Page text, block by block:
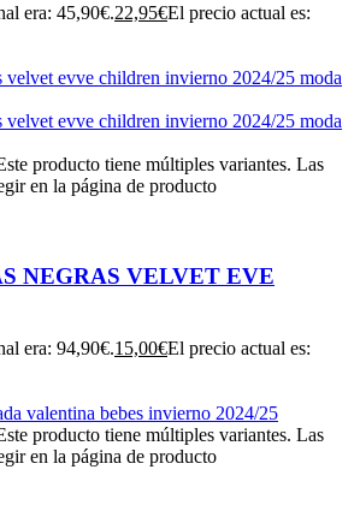
era: 45,90€.22,95€El precio actual es:
producto tiene múltiples variantes. Las
en la página de producto
NEGRAS VELVET EVE
era: 94,90€.15,00€El precio actual es:
producto tiene múltiples variantes. Las
en la página de producto